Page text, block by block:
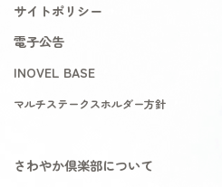
サイトポリシー
電子公告
INOVEL BASE
マルチステークスホルダー方針
さわやか倶楽部について